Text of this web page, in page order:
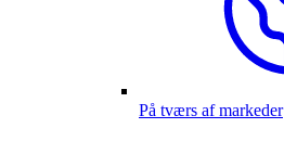
På tværs af markeder